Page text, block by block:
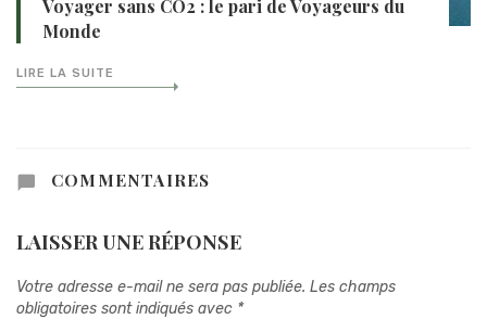
Voyager sans CO2 : le pari de Voyageurs du
Monde
LIRE LA SUITE
COMMENTAIRES
LAISSER UNE RÉPONSE
Votre adresse e-mail ne sera pas publiée. Les champs
obligatoires sont indiqués avec *